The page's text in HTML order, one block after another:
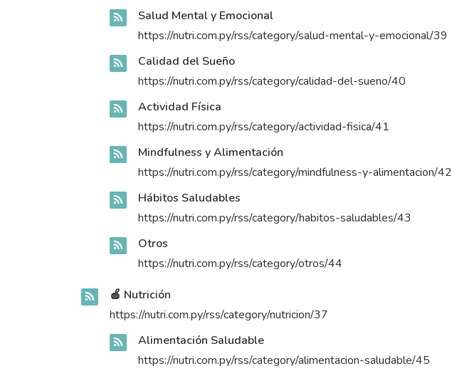
Salud Mental y Emocional
https://nutri.com.py/rss/category/salud-mental-y-emocional/39
Calidad del Sueño
https://nutri.com.py/rss/category/calidad-del-sueno/40
Actividad Física
https://nutri.com.py/rss/category/actividad-fisica/41
Mindfulness y Alimentación
https://nutri.com.py/rss/category/mindfulness-y-alimentacion/42
Hábitos Saludables
https://nutri.com.py/rss/category/habitos-saludables/43
Otros
https://nutri.com.py/rss/category/otros/44
🍎 Nutrición
https://nutri.com.py/rss/category/nutricion/37
Alimentación Saludable
https://nutri.com.py/rss/category/alimentacion-saludable/45